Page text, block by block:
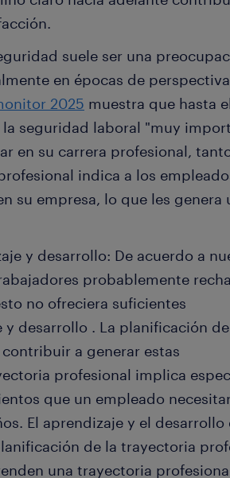
suele ser una
en épocas de
2025 muestra que hasta
seguridad laboral "muy
en su carrera profesional,
indica a los
su empresa, lo que les genera
y desarrollo: De acuerdo a
probablemente
no ofreciera suficientes
desarrollo . La planificación
a generar estas
profesional implica
que un empleado
El aprendizaje y el desarrollo
de la trayectoria
una trayectoria